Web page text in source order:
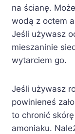
na ścianę.
wodą z octem
Jeśli używasz
mieszaninie
wytarciem go.
Jeśli używasz
powinieneś
to chronić
amoniaku.